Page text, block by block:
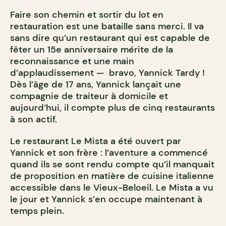
Faire son chemin et sortir du lot en
restauration est une bataille sans merci. Il va
sans dire qu’un restaurant qui est capable de
fêter un 15e anniversaire mérite de la
reconnaissance et une main
d’applaudissement — bravo, Yannick Tardy !
Dès l’âge de 17 ans, Yannick lançait une
compagnie de traiteur à domicile et
aujourd’hui, il compte plus de cinq restaurants
à son actif.
Le restaurant Le Mista a été ouvert par
Yannick et son frère : l’aventure a commencé
quand ils se sont rendu compte qu’il manquait
de proposition en matière de cuisine italienne
accessible dans le Vieux-Beloeil. Le Mista a vu
le jour et Yannick s’en occupe maintenant à
temps plein.